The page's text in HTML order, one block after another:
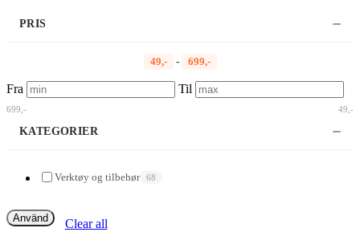
PRIS
49,- - 699,-
Fra Til
699,- 49,-
KATEGORIER
Verktøy og tilbehør 68
Använd Clear all